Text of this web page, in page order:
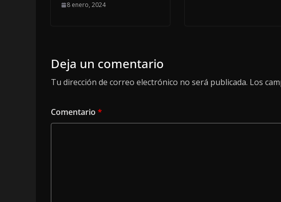
8 enero, 2024
Deja un comentario
Tu dirección de correo electrónico no será publicada. Los
Comentario *